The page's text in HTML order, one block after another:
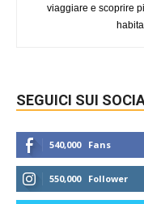
viaggiare e scoprire
SEGUICI SUI
540,000 Fans
550,000 Follower